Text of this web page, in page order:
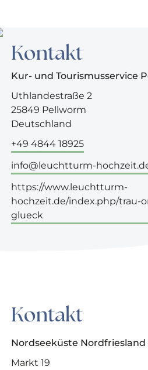
Kontakt
Kur- und Tourismusservice
Uthlandestraße 2
25849 Pellworm
Deutschland
+49 4844 18925
info@leuchtturm-
https://www.leuchtturm-
hochzeit.de/index.php/trau-
glueck
Kontakt
Nordseeküste Nordfriesland
Markt 19